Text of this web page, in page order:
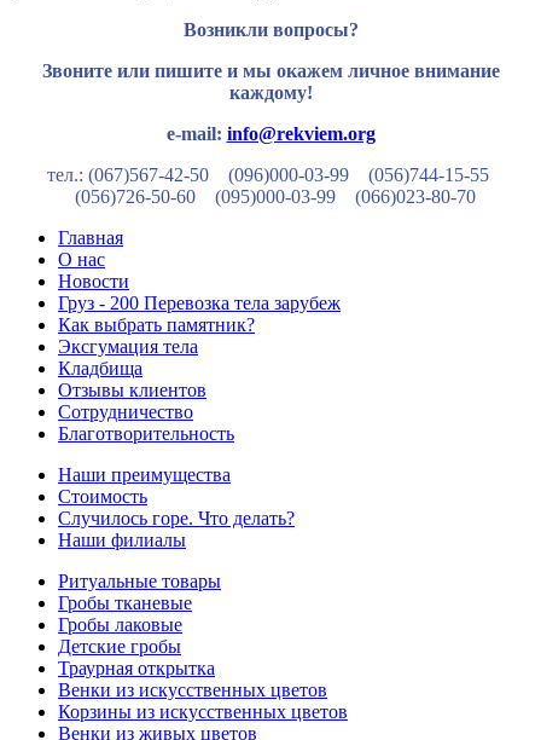
Возникли вопросы?
Звоните или пишите и мы окажем личное внимание
каждому!
e-mail: info@rekviem.org
тел.: (067)567-42-50 (096)000-03-99
(056)744-15-55
(056)726-50-60
(095)000-03-99
(066)023-80-70
Главная
О нас
Новости
Груз - 200 Перевозка тела зарубеж
Как выбрать памятник?
Эксгумация тела
Кладбища
Отзывы клиентов
Сотрудничество
Благотворительность
Наши преимущества
Стоимость
Случилось горе. Что делать?
Наши филиалы
Ритуальные товары
Гробы тканевые
Гробы лаковые
Детские гробы
Траурная открытка
Венки из искусственных цветов
Корзины из искусственных цветов
Венки из живых цветов